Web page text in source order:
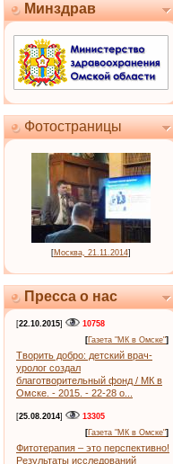
Минздрав
Фотостраницы
[Москва, 21.11.2014]
Пресса о нас
[22.10.2015]
10758
[Газета "МК в Омске"]
Творить добро: детский врач-
уролог создал
благотворительный фонд / МК в
Омске. - 2015. - 22-28 о...
[25.08.2014]
13305
[Газета "МК в Омске"]
Фитотерапия – это перспективно!
Результаты исследований